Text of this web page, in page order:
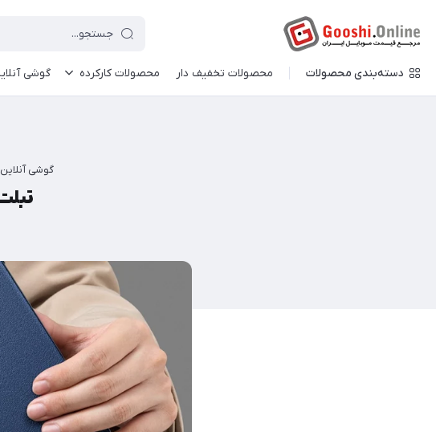
دسته‌بندی محصولات محصولات تخفیف دار محصولات کارکرده گوشی
گوشی آنلاین